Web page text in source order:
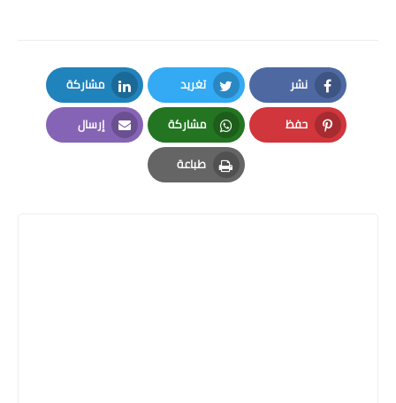
نشر
Facebook
تغريد
Twitter
مشاركة
LinkedIn
حفظ
Pinterest
مشاركة
Whatsapp
إرسال
Email
طباعة
Print